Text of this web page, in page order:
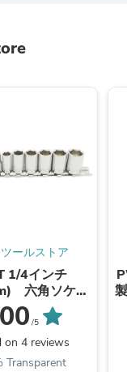
ールストア
1/4インチ
六角ソケッ
5、5.5、6、
、11、12、
13、14mm ISS14SET
/5
on 4 reviews
Transparent